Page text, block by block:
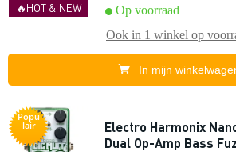
🔥HOT & NEW
Op voorraad
Ook in 1 winkel op
In mijn
Popu
lair
Electro Harmonix
Dual Op-Amp Bass